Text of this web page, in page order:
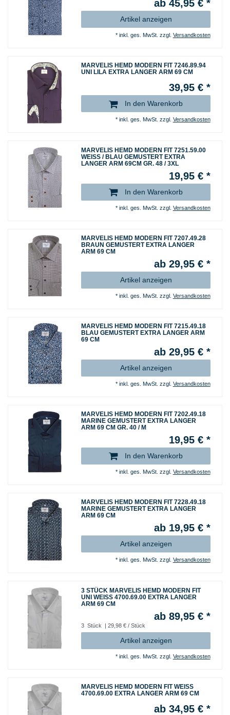
ab 45,95 € *
Artikel anzeigen
* inkl. ges. MwSt. zzgl. Versandkosten
MARVELIS HEMD MODERN FIT 7246.89.94
UNI LILA EXTRA LANGER ARM 69 CM
39,95 € *
In den Warenkorb
* inkl. ges. MwSt. zzgl. Versandkosten
MARVELIS HEMD MODERN FIT 7251.59.00
WEISS / BLAU GEMUSTERT EXTRA
LANGER ARM 69CM GR. 48 / 3XL
19,95 € *
In den Warenkorb
* inkl. ges. MwSt. zzgl. Versandkosten
MARVELIS HEMD MODERN FIT 7207.49.28
BRAUN GEMUSTERT EXTRA LANGER
ARM 69 CM
ab 29,95 € *
Artikel anzeigen
* inkl. ges. MwSt. zzgl. Versandkosten
MARVELIS HEMD MODERN FIT 7215.49.18
BLAU GEMUSTERT EXTRA LANGER ARM
69 CM
ab 29,95 € *
Artikel anzeigen
* inkl. ges. MwSt. zzgl. Versandkosten
MARVELIS HEMD MODERN FIT 7202.49.18
MARINE GEMUSTERT EXTRA LANGER
ARM 69 CM GR. 40 / M
19,95 € *
In den Warenkorb
* inkl. ges. MwSt. zzgl. Versandkosten
MARVELIS HEMD MODERN FIT 7228.49.18
MARINE GEMUSTERT EXTRA LANGER
ARM 69 CM
ab 19,95 € *
Artikel anzeigen
* inkl. ges. MwSt. zzgl. Versandkosten
3 STÜCK MARVELIS HEMD MODERN FIT
UNI WEISS 4700.69.00 EXTRA LANGER
ARM 69 CM
ab 89,95 € *
3 Stück | 29,98 € / Stück
Artikel anzeigen
* inkl. ges. MwSt. zzgl. Versandkosten
MARVELIS HEMD MODERN FIT WEISS
4700.69.00 EXTRA LANGER ARM 69 CM
ab 34,95 € *